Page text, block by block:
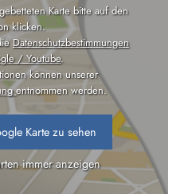
Karte bitte auf den
klicken.
Datenschutzbestimmungen
/ Youtube.
können unserer
entnommen werden.
Karte zu sehen
immer anzeigen